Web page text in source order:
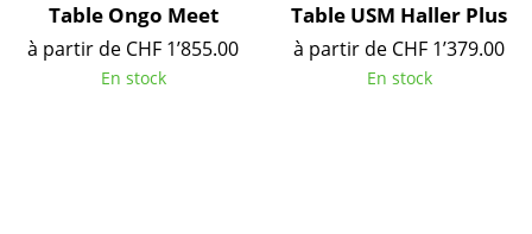
Luminaires
Suspensions & Plafonniers
Table Ongo Meet
à partir de CHF 1’855.00
En stock
Table USM Haller Plus
à partir de CHF 1’379.00
En stock